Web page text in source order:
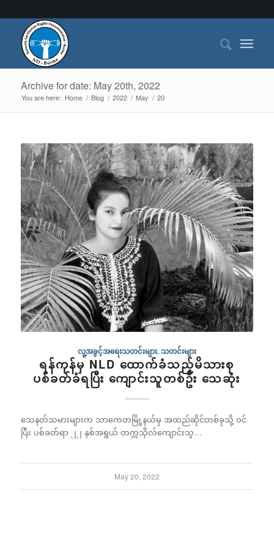
Archive for date: May 20th, 2022
You are here: Home / Blog / 2022 / May / 20
လူ့အခွင့်အရေးသတင်းများ,သတင်းများ
ရန်ကုန်မှ NLD ထောက်ခံသည့်မိသားစု
ပစ်ခတ်ခံရပြီး ကျောင်းသူတစ်ဦး သေဆုံး
သေနတ်သမားများက သာကေတမြို့နယ်မှ အထည်ဆိုင်တစ်ခုသို့ ဝင်
ပြီး ပစ်ခတ်ရာ ၂၂ နှစ်အရွယ် တက္ကသိုလ်ကျောင်းသူ…
May 20, 2022